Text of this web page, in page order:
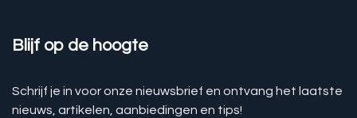
Blijf op de hoogte
Schrijf je in voor onze nieuwsbrief en ontvang het laatste
nieuws, artikelen, aanbiedingen en tips!